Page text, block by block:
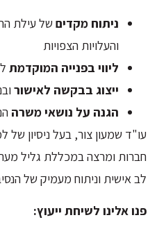
ניתוח מקדים של עילת
והעלויות הצפויות
ליווי בפנייה המוקדמת
ייצוג בבקשה לאישור
הגנה על נושאי משרה
חברות ומרצה במכללת גליל
לב אישית וניתוח מעמיק של
פנו אלינו לשיחת ייעוץ: